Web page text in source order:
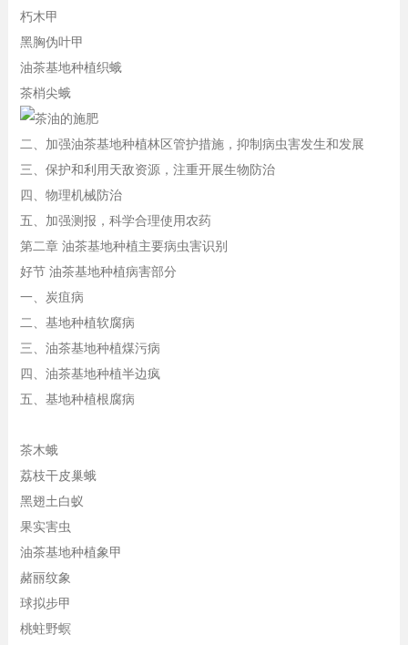
朽木甲
黑胸伪叶甲
油茶基地种植织蛾
茶梢尖蛾
二、加强油茶基地种植林区管护措施，抑制病虫害发生和发展
三、保护和利用天敌资源，注重开展生物防治
四、物理机械防治
五、加强测报，科学合理使用农药
第二章 油茶基地种植主要病虫害识别
好节 油茶基地种植病害部分
一、炭疽病
二、基地种植软腐病
三、油茶基地种植煤污病
四、油茶基地种植半边疯
五、基地种植根腐病
茶木蛾
荔枝干皮巢蛾
黑翅土白蚁
果实害虫
油茶基地种植象甲
赭丽纹象
球拟步甲
桃蛀野螟